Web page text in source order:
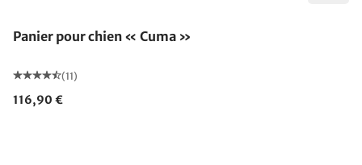
Panier pour chien « Cuma »
(11)
116,90 €